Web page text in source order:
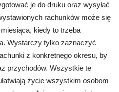
je do druku oraz wysyłać
rachunków może się
kiedy to trzeba
Wystarczy tylko zaznaczyć
z konkretnego okresu, by
przychodów. Wszystkie te
życie wszystkim osobom